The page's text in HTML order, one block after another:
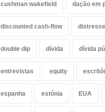
cushman wakefield dação em
discounted cash-flow
double dip dívida dívida
entrevistas equity
espanha estónia EUA